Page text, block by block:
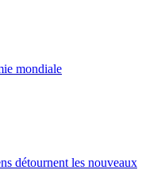
mondiale
détournent les nouveaux